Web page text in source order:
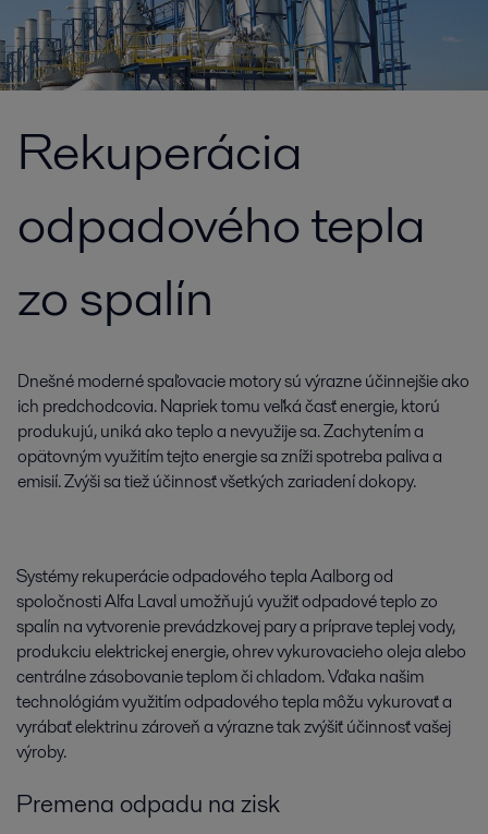
Rekuperácia
odpadového tepla
zo spalín
Dnešné moderné spaľovacie motory sú výrazne účinnejšie ako
ich predchodcovia. Napriek tomu veľká časť energie, ktorú
produkujú, uniká ako teplo a nevyužije sa. Zachytením a
opätovným využitím tejto energie sa zníži spotreba paliva a
emisií. Zvýši sa tiež účinnosť všetkých zariadení dokopy.
Systémy rekuperácie odpadového tepla Aalborg od
spoločnosti Alfa Laval umožňujú využiť odpadové teplo zo
spalín na vytvorenie prevádzkovej pary a príprave teplej vody,
produkciu elektrickej energie, ohrev vykurovacieho oleja alebo
centrálne zásobovanie teplom či chladom. Vďaka našim
technológiám využitím odpadového tepla môžu vykurovať a
vyrábať elektrinu zároveň a výrazne tak zvýšiť účinnosť vašej
výroby.
Premena odpadu na zisk